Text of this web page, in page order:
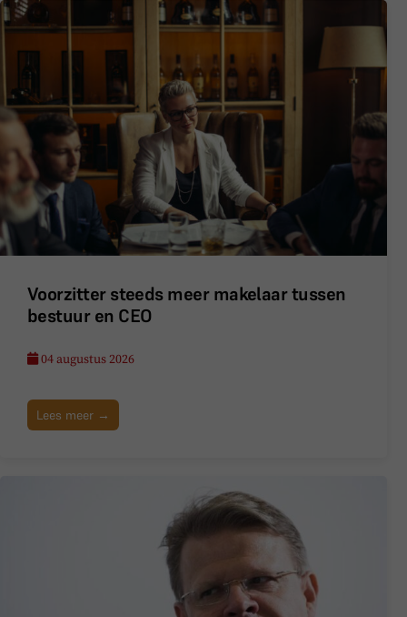
Voorzitter steeds meer makelaar tussen
bestuur en CEO
04 augustus 2026
Lees meer →